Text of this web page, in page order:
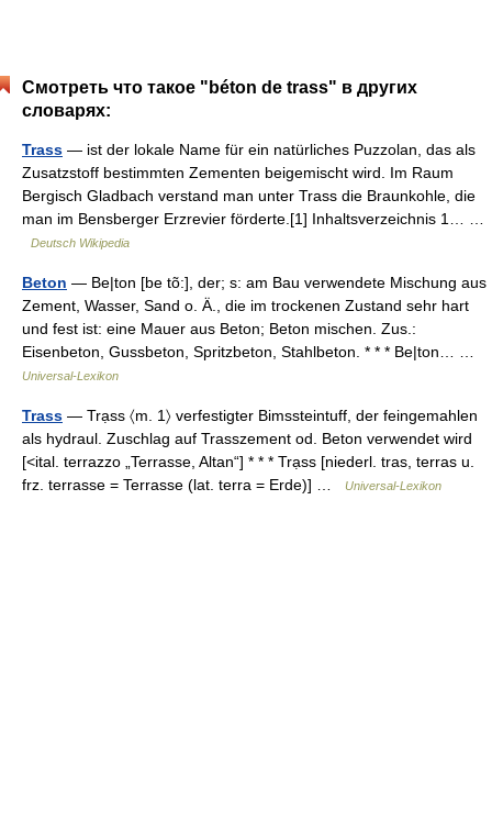
Смотреть что такое "béton de trass" в других
словарях:
Trass — ist der lokale Name für ein natürliches Puzzolan, das als
Zusatzstoff bestimmten Zementen beigemischt wird. Im Raum
Bergisch Gladbach verstand man unter Trass die Braunkohle, die
man im Bensberger Erzrevier förderte.[1] Inhaltsverzeichnis 1… …
Deutsch Wikipedia
Beton — Be|ton [be tõ:], der; s: am Bau verwendete Mischung aus
Zement, Wasser, Sand o. Ä., die im trockenen Zustand sehr hart
und fest ist: eine Mauer aus Beton; Beton mischen. Zus.:
Eisenbeton, Gussbeton, Spritzbeton, Stahlbeton. * * * Be|ton… …
Universal-Lexikon
Trass — Trạss 〈m. 1〉 verfestigter Bimssteintuff, der feingemahlen
als hydraul. Zuschlag auf Trasszement od. Beton verwendet wird
[<ital. terrazzo „Terrasse, Altan“] * * * Trạss [niederl. tras, terras u.
frz. terrasse = Terrasse (lat. terra = Erde)] …
Universal-Lexikon